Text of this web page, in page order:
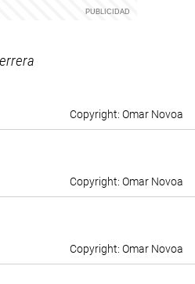
Omar Novoa
Omar Novoa
Omar Novoa